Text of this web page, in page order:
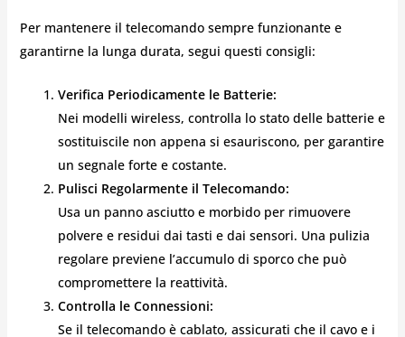
Per mantenere il telecomando sempre funzionante e
garantirne la lunga durata, segui questi consigli:
Verifica Periodicamente le Batterie:
Nei modelli wireless, controlla lo stato delle batterie e
sostituiscile non appena si esauriscono, per garantire
un segnale forte e costante.
Pulisci Regolarmente il Telecomando:
Usa un panno asciutto e morbido per rimuovere
polvere e residui dai tasti e dai sensori. Una pulizia
regolare previene l’accumulo di sporco che può
compromettere la reattività.
Controlla le Connessioni:
Se il telecomando è cablato, assicurati che il cavo e i